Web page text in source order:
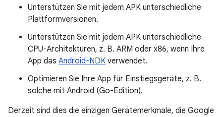
Unterstützen Sie mit jedem APK unterschiedliche
Plattformversionen.
Unterstützen Sie mit jedem APK unterschiedliche
CPU-Architekturen, z. B. ARM oder x86, wenn Ihre
App das Android-NDK verwendet.
Optimieren Sie Ihre App für Einstiegsgeräte, z. B.
solche mit Android (Go-Edition).
Derzeit sind dies die einzigen Gerätemerkmale, die Google